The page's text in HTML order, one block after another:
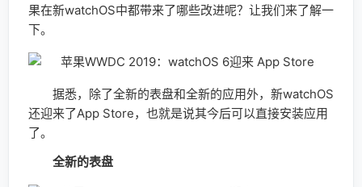
果在新watchOS中都带来了哪些改进呢？让我们来了解一
下。
据悉，除了全新的表盘和全新的应用外，新watchOS
还迎来了App Store，也就是说其今后可以直接安装应用
了。
全新的表盘